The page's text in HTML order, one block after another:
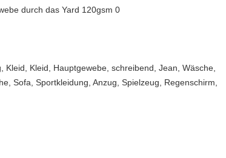
Kleid, Kleid, Hauptgewebe, schreibend, Jean, Wäsche,
Sofa, Sportkleidung, Anzug, Spielzeug, Regenschirm,